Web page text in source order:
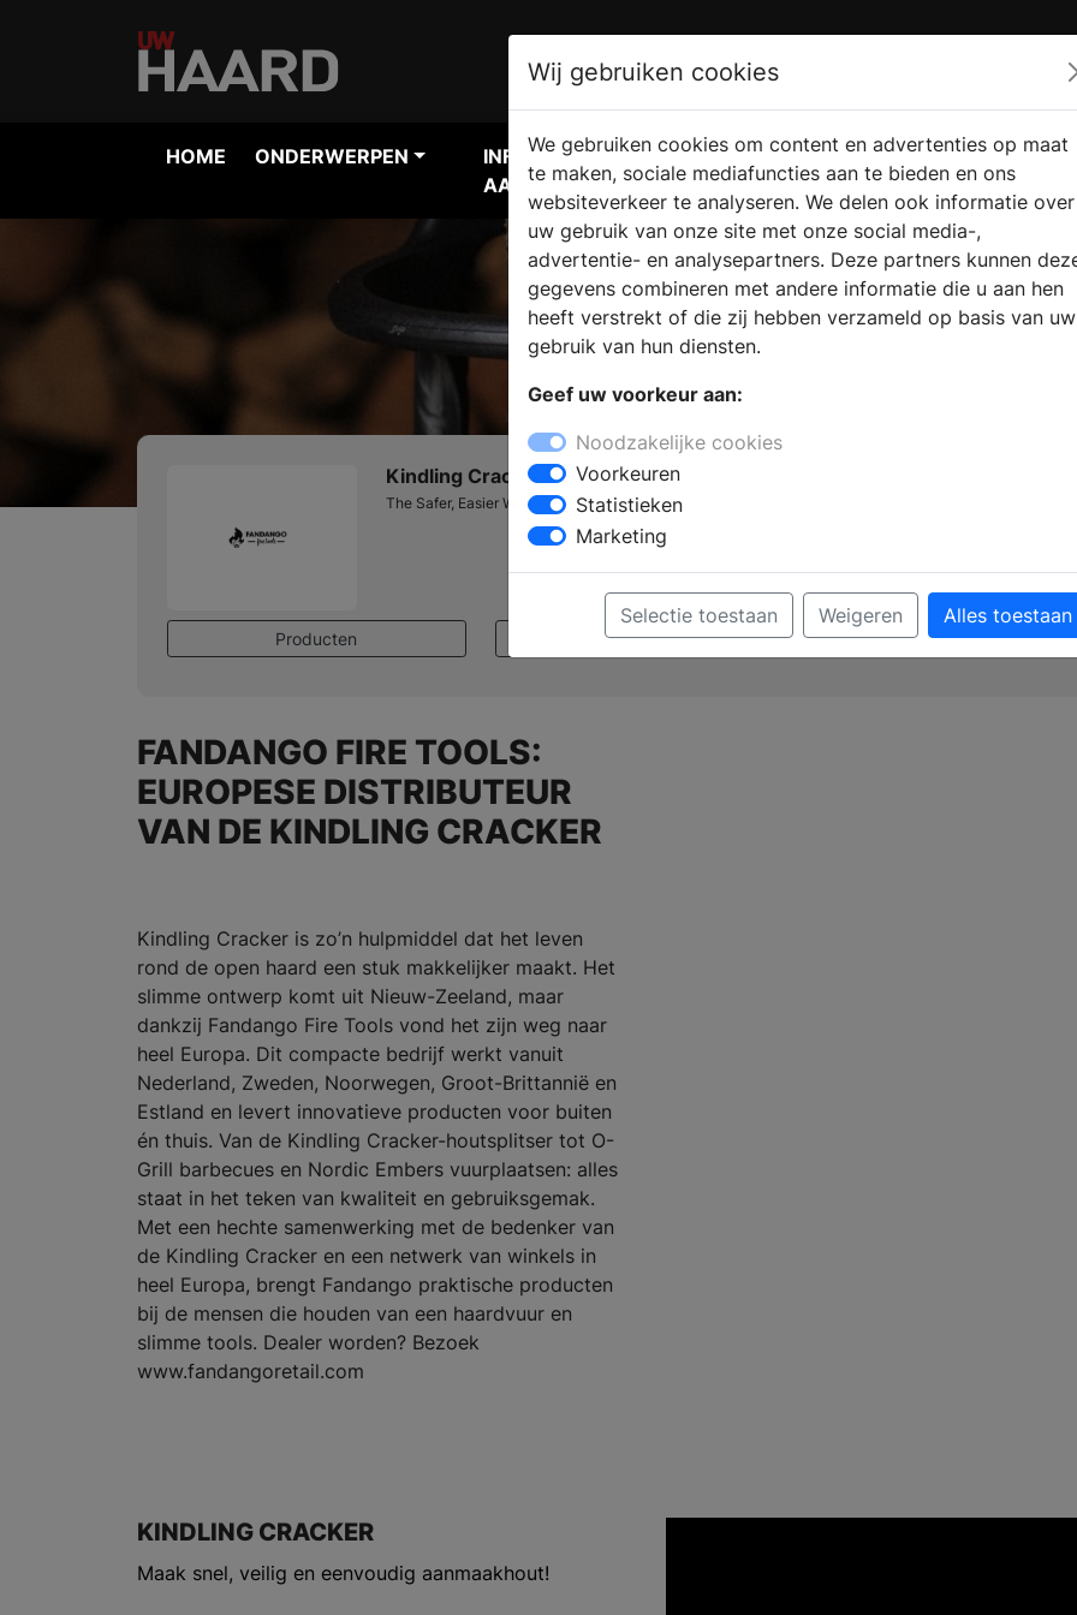
HOME ONDERWERPEN
INFORMATIE
AANVRAGEN
VERKOOPLOCATIE
VINDEN
WEBSHOP
Kindling Cracker
The Safer, Easier Way to Split Firewood
Producten Verkooppunten Brochure aanvragen
FANDANGO FIRE TOOLS:
EUROPESE DISTRIBUTEUR
VAN DE KINDLING CRACKER
Kindling Cracker is zo’n hulpmiddel dat het leven
rond de open haard een stuk makkelijker maakt. Het
slimme ontwerp komt uit Nieuw-Zeeland, maar
dankzij Fandango Fire Tools vond het zijn weg naar
heel Europa. Dit compacte bedrijf werkt vanuit
Nederland, Zweden, Noorwegen, Groot-Brittannië en
Estland en levert innovatieve producten voor buiten
én thuis. Van de Kindling Cracker-houtsplitser tot O-
Grill barbecues en Nordic Embers vuurplaatsen: alles
staat in het teken van kwaliteit en gebruiksgemak.
Met een hechte samenwerking met de bedenker van
de Kindling Cracker en een netwerk van winkels in
heel Europa, brengt Fandango praktische producten
bij de mensen die houden van een haardvuur en
slimme tools. Dealer worden? Bezoek
www.fandangoretail.com
KINDLING CRACKER
Maak snel, veilig en eenvoudig aanmaakhout!
Wij gebruiken cookies
We gebruiken cookies om content en advertenties op maat
te maken, sociale mediafuncties aan te bieden en ons
websiteverkeer te analyseren. We delen ook informatie over
uw gebruik van onze site met onze social media-,
advertentie- en analysepartners. Deze partners kunnen
gegevens combineren met andere informatie die u aan hen
heeft verstrekt of die zij hebben verzameld op basis van uw
gebruik van hun diensten.
Geef uw voorkeur aan:
Noodzakelijke cookies
Voorkeuren
Statistieken
Marketing
Selectie toestaan Weigeren Alles toestaan